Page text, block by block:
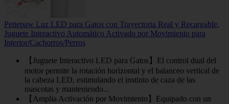
Petiepaw Luz LED para Gatos con Trayectoria Real y Recargable,
Juguete Interactivo Automático Activado por Movimiento para
Interior/Cachorros/Perros
【Juguete Interactivo LED para Gatos】El control dual del
motor permite la rotación horizontal y el balanceo vertical de
la cabeza LED, estimulando el instinto de caza de las
mascotas y manteniendo...
【Amplia Activación por Movimiento】Equipado con un